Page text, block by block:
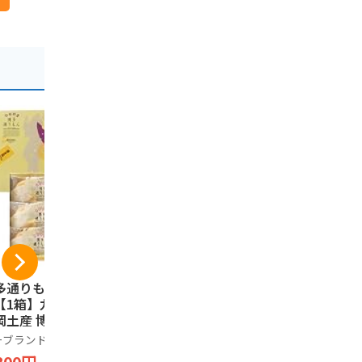
通りもん 6個入
1箱】九州銘菓
土産 博多西洋和
ランド品